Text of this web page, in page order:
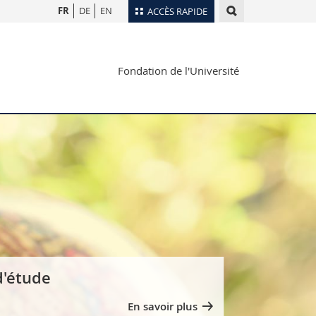
ACCÈS RAPIDE
Plan d'accès
Webmail
Programme des cours
FR DE EN
Fondation de l'Université
En savoir plus